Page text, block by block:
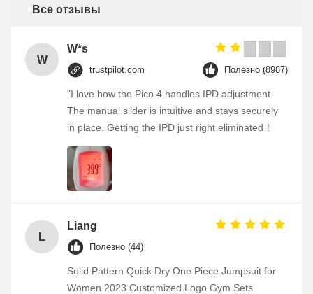
Все отзывы
W
W*s
trustpilot.com Полезно (8987)
"I love how the Pico 4 handles IPD adjustment.
The manual slider is intuitive and stays securely
in place. Getting the IPD just right eliminated！
L
Liang
Полезно (44)
Solid Pattern Quick Dry One Piece Jumpsuit for
Women 2023 Customized Logo Gym Sets